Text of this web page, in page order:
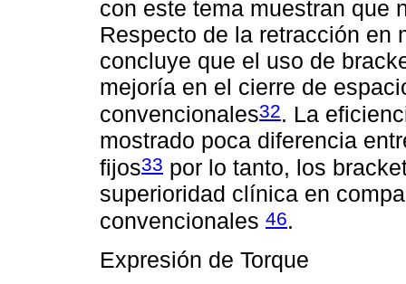
con este tema muestran que
Respecto de la retracción en
concluye que el uso de
mejoría en el cierre de
convencionales32. La
mostrado poca diferencia
fijos33 por lo tanto, los
superioridad clínica en
convencionales 46.
Expresión de Torque